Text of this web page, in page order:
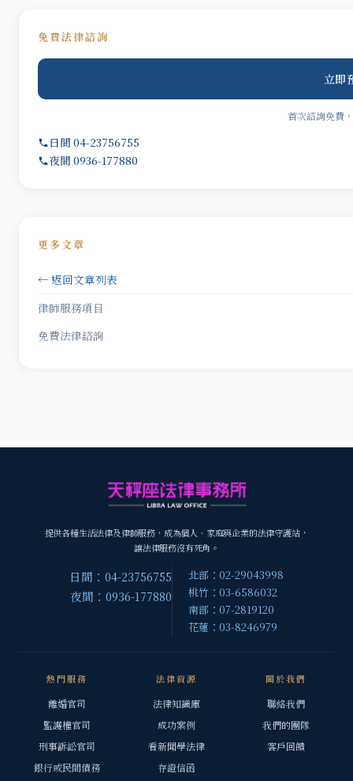
免費法律諮詢
立即
首次諮詢免費
日間 04-23756755
夜間 0936-177880
更多文章
← 返回文章列表
律師服務項目
免費法律諮詢
提供各種生活法律及律師服務，成為個人、家庭與企業的法律守護站，
讓法律服務沒有死角。
日間：04-23756755
夜間：0936-177880
北部：02-29043998
桃竹：03-6586032
南部：07-2819120
花蓮：03-8246979
熱門服務
離婚官司
監護權官司
刑事訴訟官司
銀行或民間債務
法律資源
法律知識庫
成功案例
看新聞學法律
存證信函
關於我們
聯絡我們
我們的團隊
客戶回饋